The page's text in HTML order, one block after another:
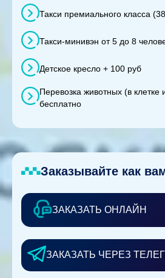
Такси премиального класса
Такси-минивэн от 5 до 8
Детское кресло + 100 руб
Перевозка животных (в клетке
бесплатно
Заказывайте как
ЗАКАЗАТЬ ОНЛАЙН
ЗАКАЗАТЬ ЧЕРЕЗ